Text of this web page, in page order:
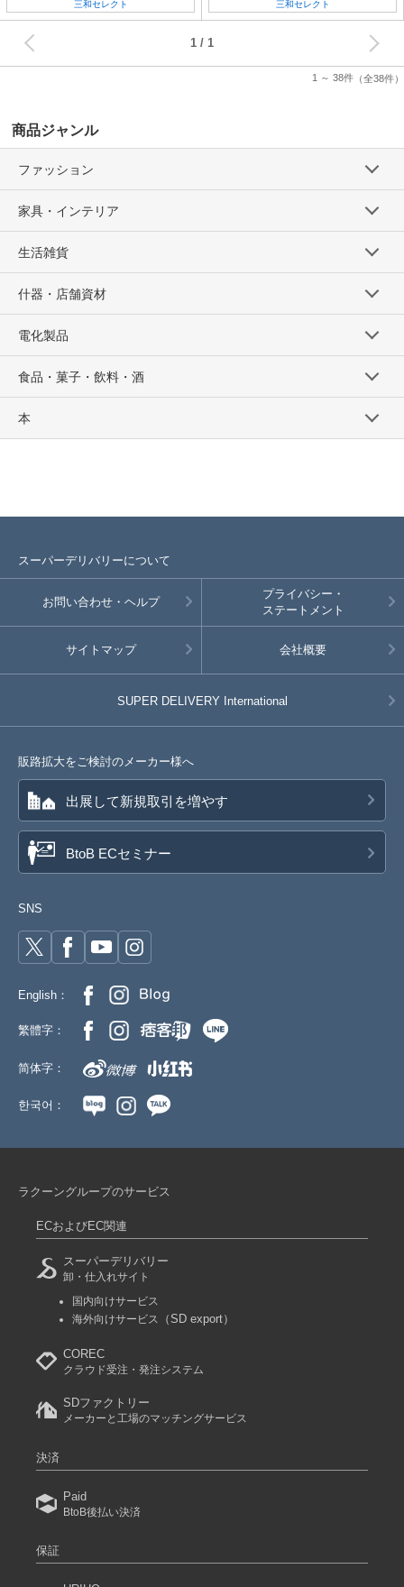
三和セレクト 三和セレクト
1 ～ 38件 （全38件）
1
商品ジャンル
ファッション
家具・インテリア
生活雑貨
什器・店舗資材
電化製品
食品・菓子・飲料・酒
本
スーパーデリバリーについて
お問い合わせ・ヘルプ
プライバシー・
ステートメント
サイトマップ 会社概要
SUPER DELIVERY International
販路拡大をご検討のメーカー様へ
出展して新規取引を増やす
BtoB ECセミナー
SNS
English：
繁體字：
简体字：
한국어：
ラクーングループのサービス
ECおよびEC関連
スーパーデリバリー
卸・仕入れサイト
国内向けサービス
海外向けサービス
（SD export）
COREC
クラウド受注・発注システム
SDファクトリー
メーカーと工場のマッチングサービス
決済
Paid
BtoB後払い決済
保証